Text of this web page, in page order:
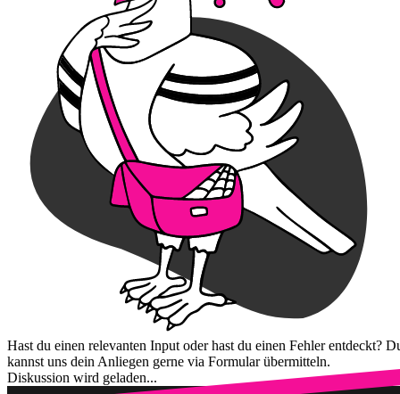
Hast du einen relevanten Input oder hast du einen Fehler entdeckt?
kannst uns dein Anliegen gerne via Formular übermitteln.
Diskussion wird geladen...